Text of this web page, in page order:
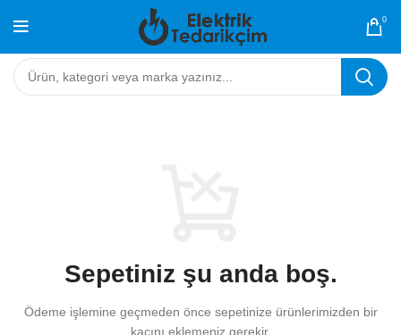
0
Sepetiniz şu anda boş.
Ödeme işlemine geçmeden önce sepetinize ürünlerimizden bir
kaçını eklemeniz gerekir.